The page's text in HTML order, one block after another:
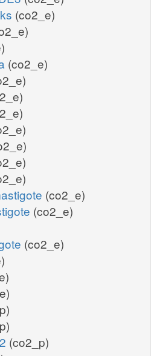
(co2_e)
(co2_e)
(co2_e)
(co2_e)
(co2_e)
(co2_p)